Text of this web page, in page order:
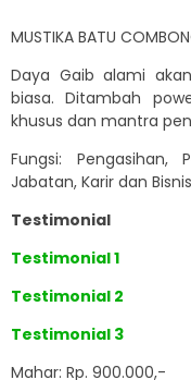
MUSTIKA BATU
Daya Gaib alami
biasa. Ditambah
khusus dan mantra
Fungsi: Pengasihan,
Jabatan, Karir dan
Testimonial
Testimonial 1
Testimonial 2
Testimonial 3
Mahar: Rp. 900.000,-